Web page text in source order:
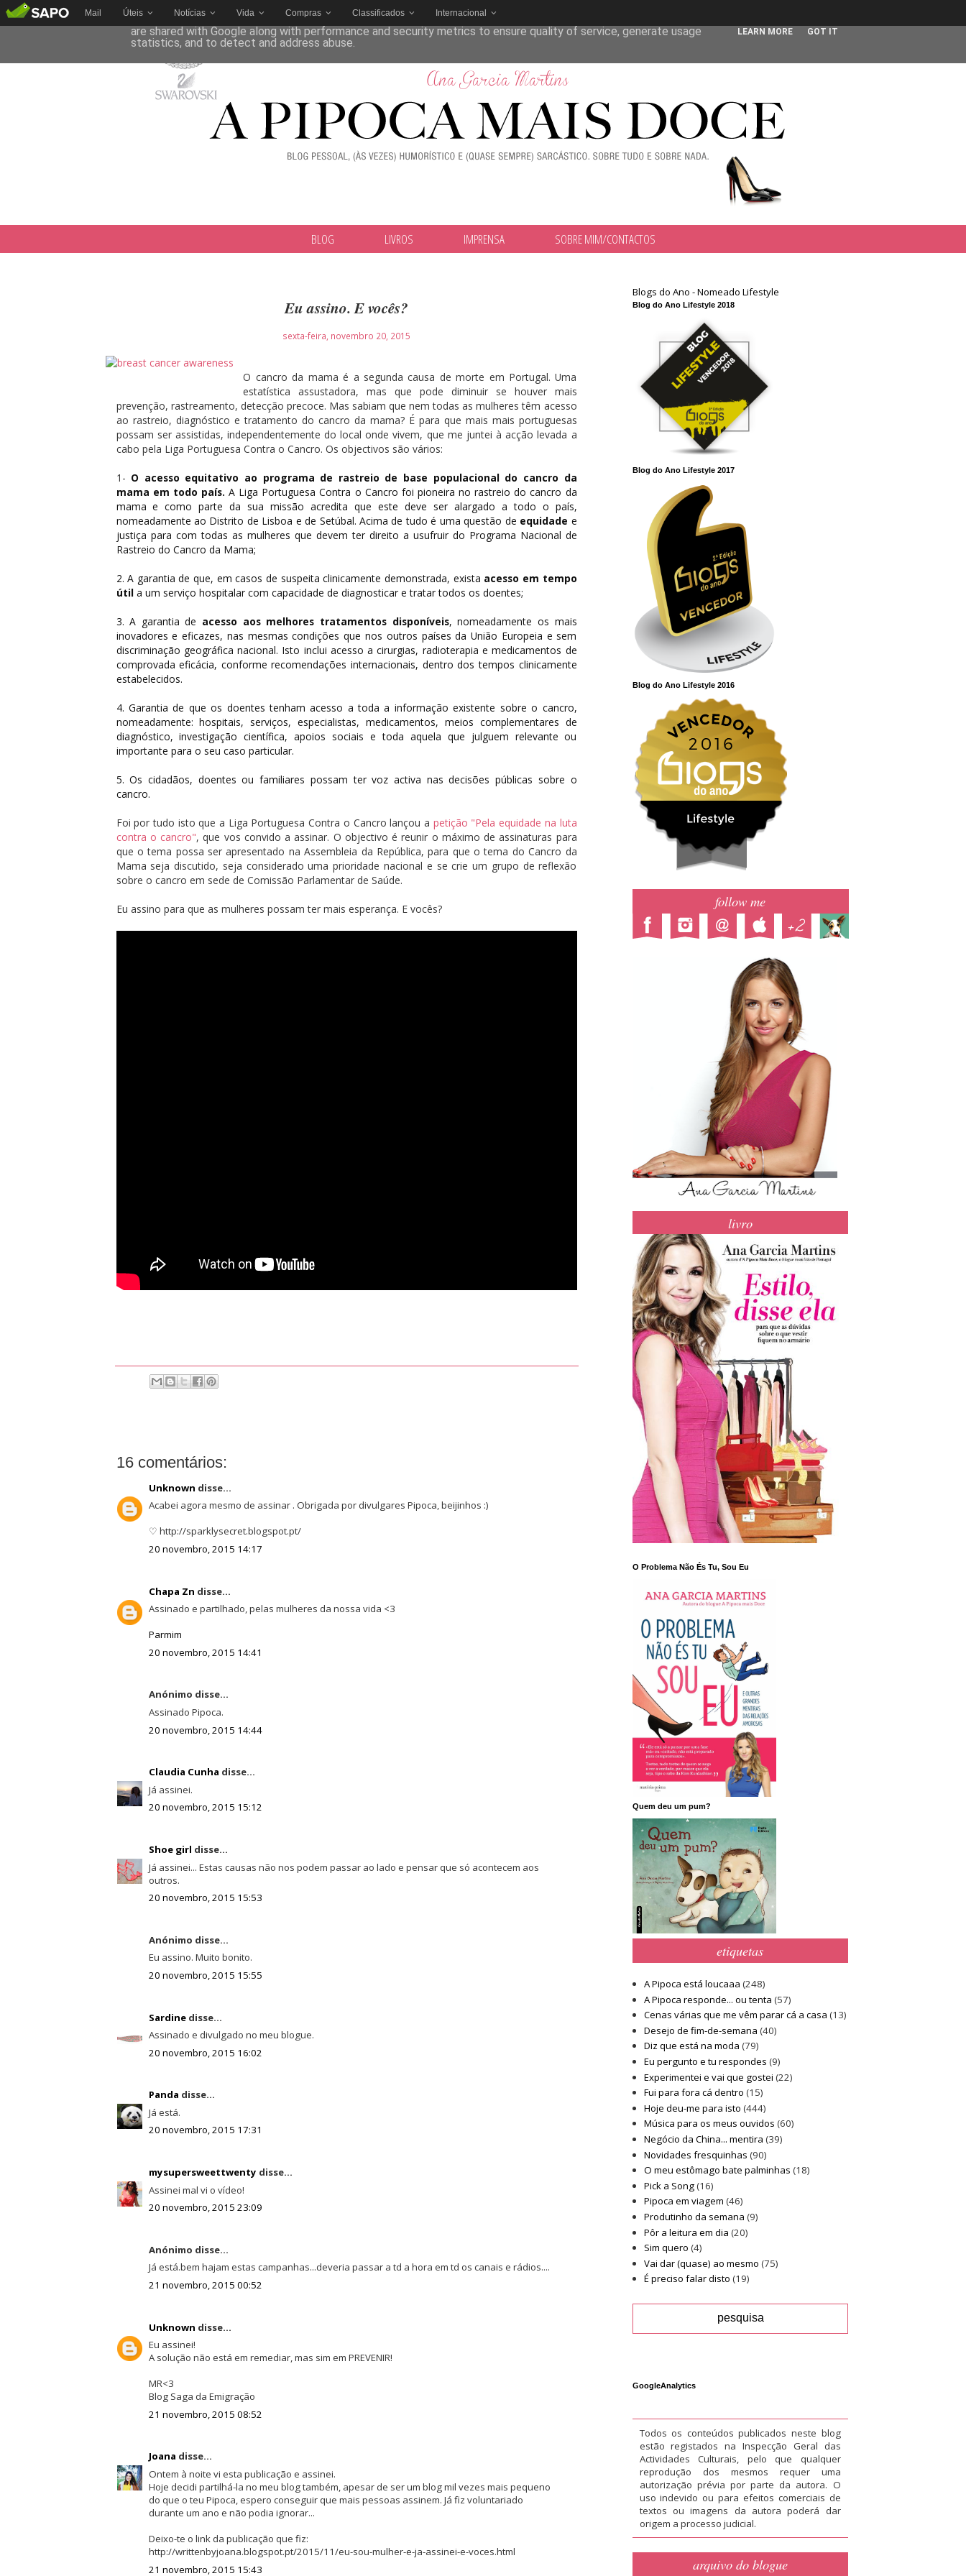
Mail Úteis Notícias Vida Compras Classificados Internacional
BLOG LIVROS IMPRENSA SOBRE MIM/CONTACTOS
Eu assino. E vocês?
sexta-feira, novembro 20, 2015
O cancro da mama é a segunda causa de morte em Portugal. Uma
estatística assustadora, mas que pode diminuir se houver mais
prevenção, rastreamento, detecção precoce. Mas sabiam que nem todas as mulheres têm acesso
ao rastreio, diagnóstico e tratamento do cancro da mama? É para que mais mais portuguesas
possam ser assistidas, independentemente do local onde vivem, que me juntei à acção levada a
cabo pela Liga Portuguesa Contra o Cancro. Os objectivos são vários:
1- O acesso equitativo ao programa de rastreio de base populacional do cancro da
mama em todo país. A Liga Portuguesa Contra o Cancro foi pioneira no rastreio do cancro da
mama e como parte da sua missão acredita que este deve ser alargado a todo o país,
nomeadamente ao Distrito de Lisboa e de Setúbal. Acima de tudo é uma questão de equidade e
justiça para com todas as mulheres que devem ter direito a usufruir do Programa Nacional de
Rastreio do Cancro da Mama;
2. A garantia de que, em casos de suspeita clinicamente demonstrada, exista acesso em tempo
útil a um serviço hospitalar com capacidade de diagnosticar e tratar todos os doentes;
3. A garantia de acesso aos melhores tratamentos disponíveis, nomeadamente os mais
inovadores e eficazes, nas mesmas condições que nos outros países da União Europeia e sem
discriminação geográfica nacional. Isto inclui acesso a cirurgias, radioterapia e medicamentos de
comprovada eficácia, conforme recomendações internacionais, dentro dos tempos clinicamente
estabelecidos.
4. Garantia de que os doentes tenham acesso a toda a informação existente sobre o cancro,
nomeadamente: hospitais, serviços, especialistas, medicamentos, meios complementares de
diagnóstico, investigação científica, apoios sociais e toda aquela que julguem relevante ou
importante para o seu caso particular.
5. Os cidadãos, doentes ou familiares possam ter voz activa nas decisões públicas sobre o
cancro.
Foi por tudo isto que a Liga Portuguesa Contra o Cancro lançou a petição "Pela equidade na luta
contra o cancro", que vos convido a assinar. O objectivo é reunir o máximo de assinaturas para
que o tema possa ser apresentado na Assembleia da República, para que o tema do Cancro da
Mama seja discutido, seja considerado uma prioridade nacional e se crie um grupo de reflexão
sobre o cancro em sede de Comissão Parlamentar de Saúde.
Eu assino para que as mulheres possam ter mais esperança. E vocês?
16 comentários:
Unknown disse...
Acabei agora mesmo de assinar . Obrigada por divulgares Pipoca, beijinhos :)
♡ http://sparklysecret.blogspot.pt/
20 novembro, 2015 14:17
Chapa Zn disse...
Assinado e partilhado, pelas mulheres da nossa vida <3
Parmim
20 novembro, 2015 14:41
Anónimo disse...
Assinado Pipoca.
20 novembro, 2015 14:44
Claudia Cunha disse...
Já assinei.
20 novembro, 2015 15:12
Shoe girl disse...
Já assinei... Estas causas não nos podem passar ao lado e pensar que só acontecem aos
outros.
20 novembro, 2015 15:53
Anónimo disse...
Eu assino. Muito bonito.
20 novembro, 2015 15:55
Sardinedisse...
Assinado e divulgado no meu blogue.
20 novembro, 2015 16:02
Panda disse...
Já está.
20 novembro, 2015 17:31
mysupersweettwenty disse...
Assinei mal vi o vídeo!
20 novembro, 2015 23:09
Anónimo disse...
Já está.bem hajam estas campanhas...deveria passar a td a hora em td os canais e rádios....
21 novembro, 2015 00:52
Unknown disse...
Eu assinei!
A solução não está em remediar, mas sim em PREVENIR!
MR<3
Blog Saga da Emigração
21 novembro, 2015 08:52
Joana disse...
Ontem à noite vi esta publicação e assinei.
Hoje decidi partilhá-la no meu blog também, apesar de ser um blog mil vezes mais pequeno
do que o teu Pipoca, espero conseguir que mais pessoas assinem. Já fiz voluntariado
durante um ano e não podia ignorar...
Deixo-te o link da publicação que fiz:
http://writtenbyjoana.blogspot.pt/2015/11/eu-sou-mulher-e-ja-assinei-e-voces.html
21 novembro, 2015 15:43
Blogs do Ano - Nomeado Lifestyle
Blog do Ano Lifestyle 2018
Blog do Ano Lifestyle 2017
Blog do Ano Lifestyle 2016
follow me
livro
O Problema Não És Tu, Sou Eu
Quem deu um pum?
etiquetas
A Pipoca está loucaaa (248)
A Pipoca responde... ou tenta (57)
Cenas várias que me vêm parar cá a casa (13)
Desejo de fim-de-semana (40)
Diz que está na moda (79)
Eu pergunto e tu respondes (9)
Experimentei e vai que gostei (22)
Fui para fora cá dentro (15)
Hoje deu-me para isto (444)
Música para os meus ouvidos (60)
Negócio da China... mentira (39)
Novidades fresquinhas (90)
O meu estômago bate palminhas (18)
Pick a Song(16)
Pipoca em viagem (46)
Produtinho da semana (9)
Pôr a leitura em dia (20)
Sim quero (4)
Vai dar (quase) ao mesmo (75)
É preciso falar disto (19)
GoogleAnalytics
Todos os conteúdos publicados neste blog
estão registados na Inspecção Geral das
Actividades Culturais, pelo que qualquer
reprodução dos mesmos requer uma
autorização prévia por parte da autora. O
uso indevido ou para efeitos comerciais de
textos ou imagens da autora poderá dar
origem a processo judicial.
arquivo do blogue
This site uses cookies from Google to deliver its services and to analyze traffic. Your IP address and user-agent
are shared with Google along with performance and security metrics to ensure quality of service, generate usage
statistics, and to detect and address abuse.
LEARN MORE GOT IT